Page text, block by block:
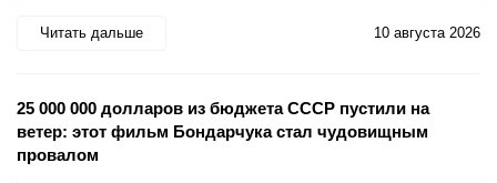
Читать дальше 10 августа 2026
25 000 000 долларов из бюджета СССР пустили на
ветер: этот фильм Бондарчука стал чудовищным
провалом